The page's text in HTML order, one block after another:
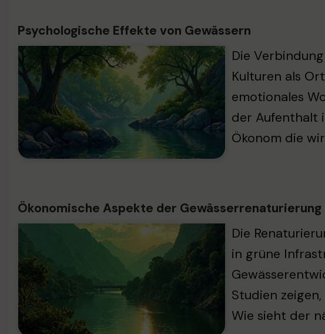
Psychologische Effekte von Gewässern
Die
Kulturen als
emotionales
der Aufenthalt
Ökonom die
Ökonomische Aspekte der Gewässerrenaturierung
Die
in grüne
Studien
Wie sieht der